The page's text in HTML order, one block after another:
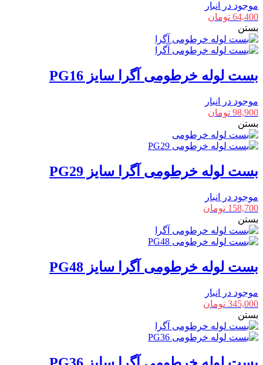
موجود در انبار
64,400 تومان
بستن
بست لوله خرطومی آگرا سایز PG16
موجود در انبار
98,900 تومان
بستن
بست لوله خرطومی آگرا سایز PG29
موجود در انبار
158,700 تومان
بستن
بست لوله خرطومی آگرا سایز PG48
موجود در انبار
345,000 تومان
بستن